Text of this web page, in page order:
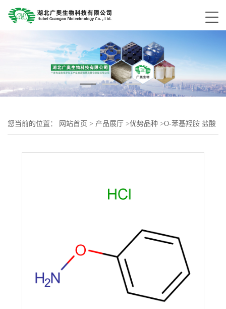
您当前的位置： 网站首页 > 产品展厅 >优势品种 >O-苯基羟胺 盐酸